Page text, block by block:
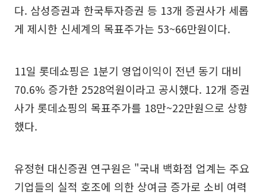
다. 삼성증권과 한국투자증권 등 13개 증권사가 세롭
게 제시한 신세계의 목표주가는 53~66만원이다.
11일 롯데쇼핑은 1분기 영업이익이 전년 동기 대비
70.6% 증가한 2528억원이라고 공시했다. 12개 증권
사가 롯데쇼핑의 목표주가를 18만~22만원으로 상향
했다.
유정현 대신증권 연구원은 "국내 백화점 업계는 주요
기업들의 실적 호조에 의한 상여금 증가로 소비 여력